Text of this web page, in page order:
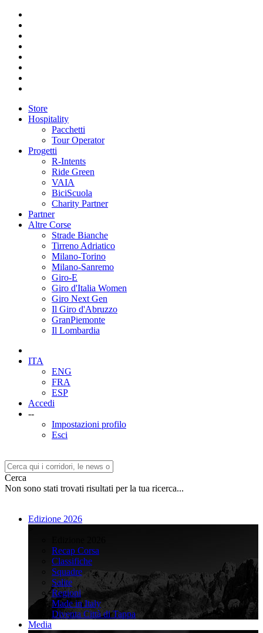
Store
Hospitality
Pacchetti
Tour Operator
Progetti
R-Intents
Ride Green
VAIA
BiciScuola
Charity Partner
Partner
Altre Corse
Strade Bianche
Tirreno Adriatico
Milano-Torino
Milano-Sanremo
Giro-E
Giro d'Italia Women
Giro Next Gen
Il Giro d'Abruzzo
GranPiemonte
Il Lombardia
ITA
ENG
FRA
ESP
Accedi
--
Impostazioni profilo
Esci
Cerca
Non sono stati trovati risultati per la tua ricerca...
Edizione 2026
Recap Corsa
Classifiche
Squadre
Salite
Regioni
Made in Italy
Diventa Città di Tappa
Media